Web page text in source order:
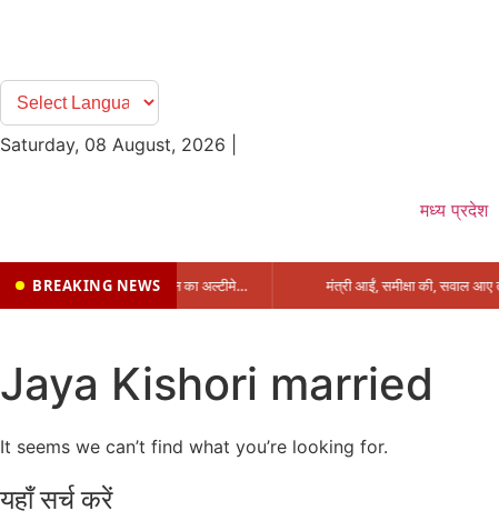
Saturday, 08 August, 2026
मध्य प्रदेश
BREAKING NEWS प्रभारी मंत्री के निशाने पर नगर निगम,अफसरों को 10 दिन का अल्टीमेटम,नहीं होगी कार्रवाई, महापौर-आयुक्त के बीच सौहार्दहीनता पर मंत्री ने उठाए सवाल
Jaya Kishori married
It seems we can’t find what you’re looking for.
यहाँ सर्च करें